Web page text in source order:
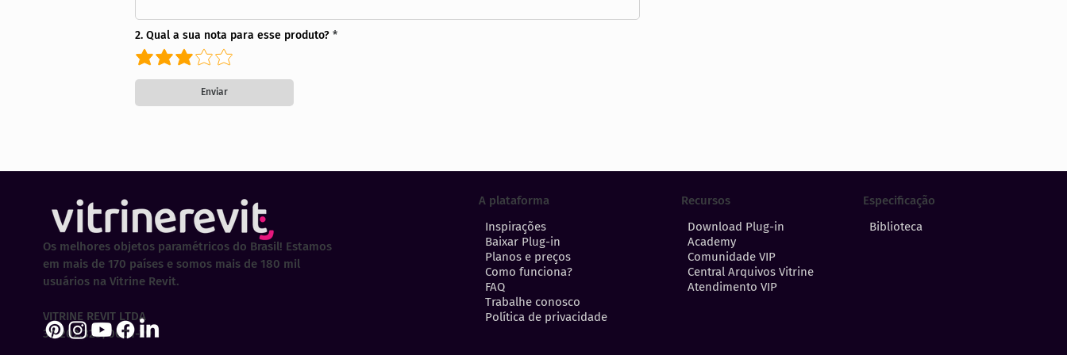
2. Qual a sua nota para esse produto?
Enviar
A plataforma
Inspirações
Baixar Plug-in
Planos e preços
Como funciona?
FAQ
Trabalhe conosco
Política de privacidade
Recursos
Download Plug-in
Academy
Comunidade VIP
Central Arquivos Vitrine
Atendimento VIP
Especificação
Biblioteca
Os melhores objetos paramétricos do Brasil! Estamos
em mais de 170 países e somos mais de 180 mil
usuários na Vitrine Revit.
VITRINE REVIT LTDA
30.202.323/0001-29